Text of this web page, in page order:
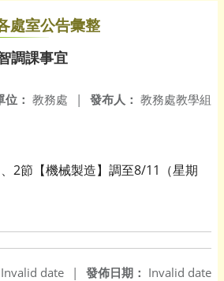
處室公告彙整
調課事宜
發布人： 教務處教學組
： 教務處 |
2節【機械製造】調至8/11（星期
發佈日期： Invalid date
Invalid date
|